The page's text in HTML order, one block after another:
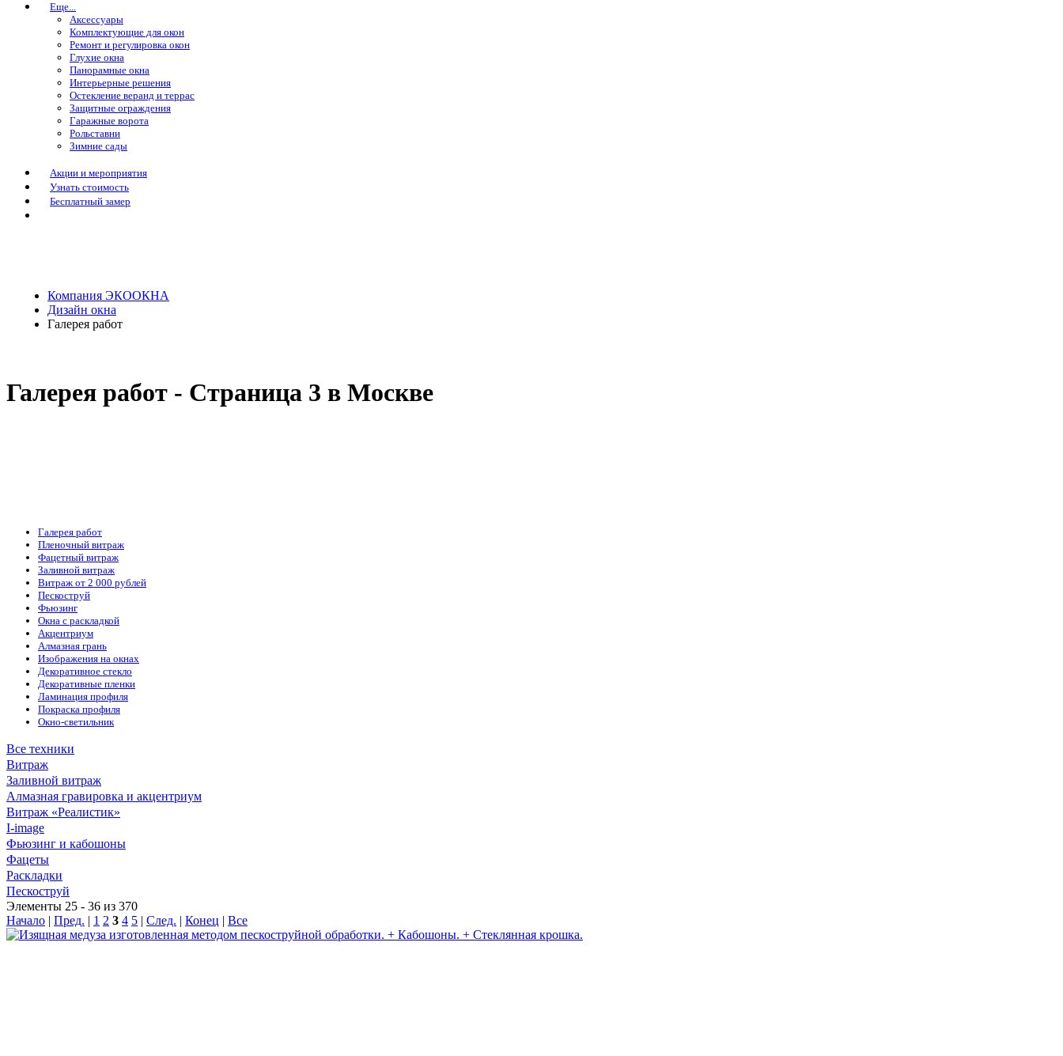
Еще...
Аксессуары
Комплектующие для окон
Ремонт и регулировка окон
Глухие окна
Панорамные окна
Интерьерные решения
Остекление веранд и террас
Защитные ограждения
Гаражные ворота
Рольставни
Зимние сады
Акции и мероприятия
Узнать стоимость
Бесплатный замер
Компания ЭКООКНА
Дизайн окна
Галерея работ
Галерея работ - Cтраница 3 в Москве
Галерея работ
Пленочный витраж
Фацетный витраж
Заливной витраж
Витраж от 2 000 рублей
Пескоструй
Фьюзинг
Окна с раскладкой
Акцентриум
Алмазная грань
Изображения на окнах
Декоративное стекло
Декоративные пленки
Ламинация профиля
Покраска профиля
Окно-светильник
Все техники
Витраж
Заливной витраж
Алмазная гравировка и акцентриум
Витраж «Реалистик»
I-image
Фьюзинг и кабошоны
Фацеты
Раскладки
Пескоструй
Элементы 25 - 36 из 370
Начало | Пред. | 1 2 3 4 5 | След. | Конец | Все